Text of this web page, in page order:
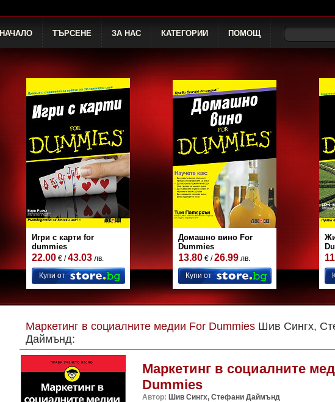
НАЧАЛО ТЪРСЕНЕ ЗА НАС КАТЕГОРИИ ПОМОЩ
Игри с карти for
dummies
22.00 € /43.03 лв.
Купи от
Домашно вино For
Dummies
13.80 € /26.99 лв.
Купи от
Маркетинг в социалните медии For Dummies Шив Сингх,
Даймънд:
Маркетинг в социалните
Dummies
Автор: Шив Сингх, Стефани Даймънд